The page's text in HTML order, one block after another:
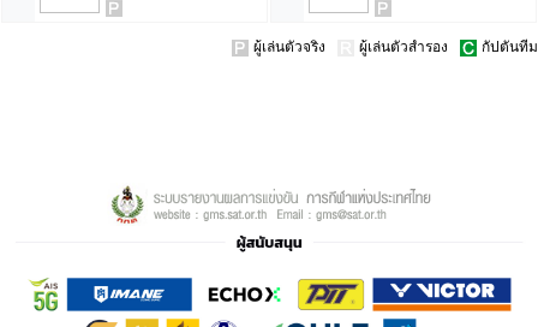
ผู้เล่นตัวจริง ผู้เล่นตัวสำรอง กัปตันทีม